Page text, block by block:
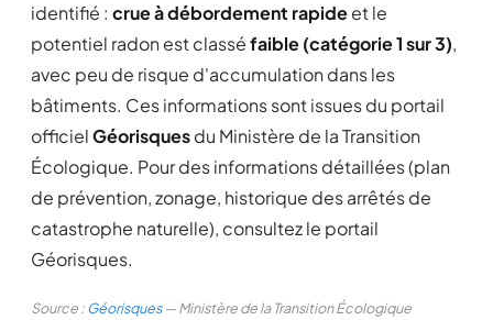
identifié : crue à débordement rapideet le
potentiel radon est classéfaible (catégorie 1 sur 3),
avec peu de risque d'accumulation dans les
bâtiments. Ces informations sont issues du portail
officielGéorisquesdu Ministère de la Transition
Écologique. Pour des informations détaillées (plan
de prévention, zonage, historique des arrêtés de
catastrophe naturelle), consultez le portail
Géorisques.
Source :Géorisques— Ministère de la Transition Écologique